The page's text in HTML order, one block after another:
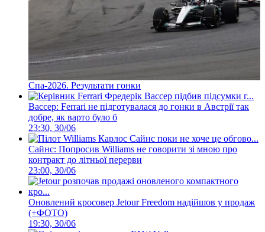
Спа-2026. Результати гонки
Вассер: Ferrari не підготувалася до гонки в Австрії так
добре, як варто було б
23:30, 30/06
Сайнс: Попросив Williams не говорити зі мною про
контракт до літньої перерви
23:00, 30/06
Оновлений кросовер Jetour Freedom надійшов у продаж
(+ФОТО)
19:30, 30/06